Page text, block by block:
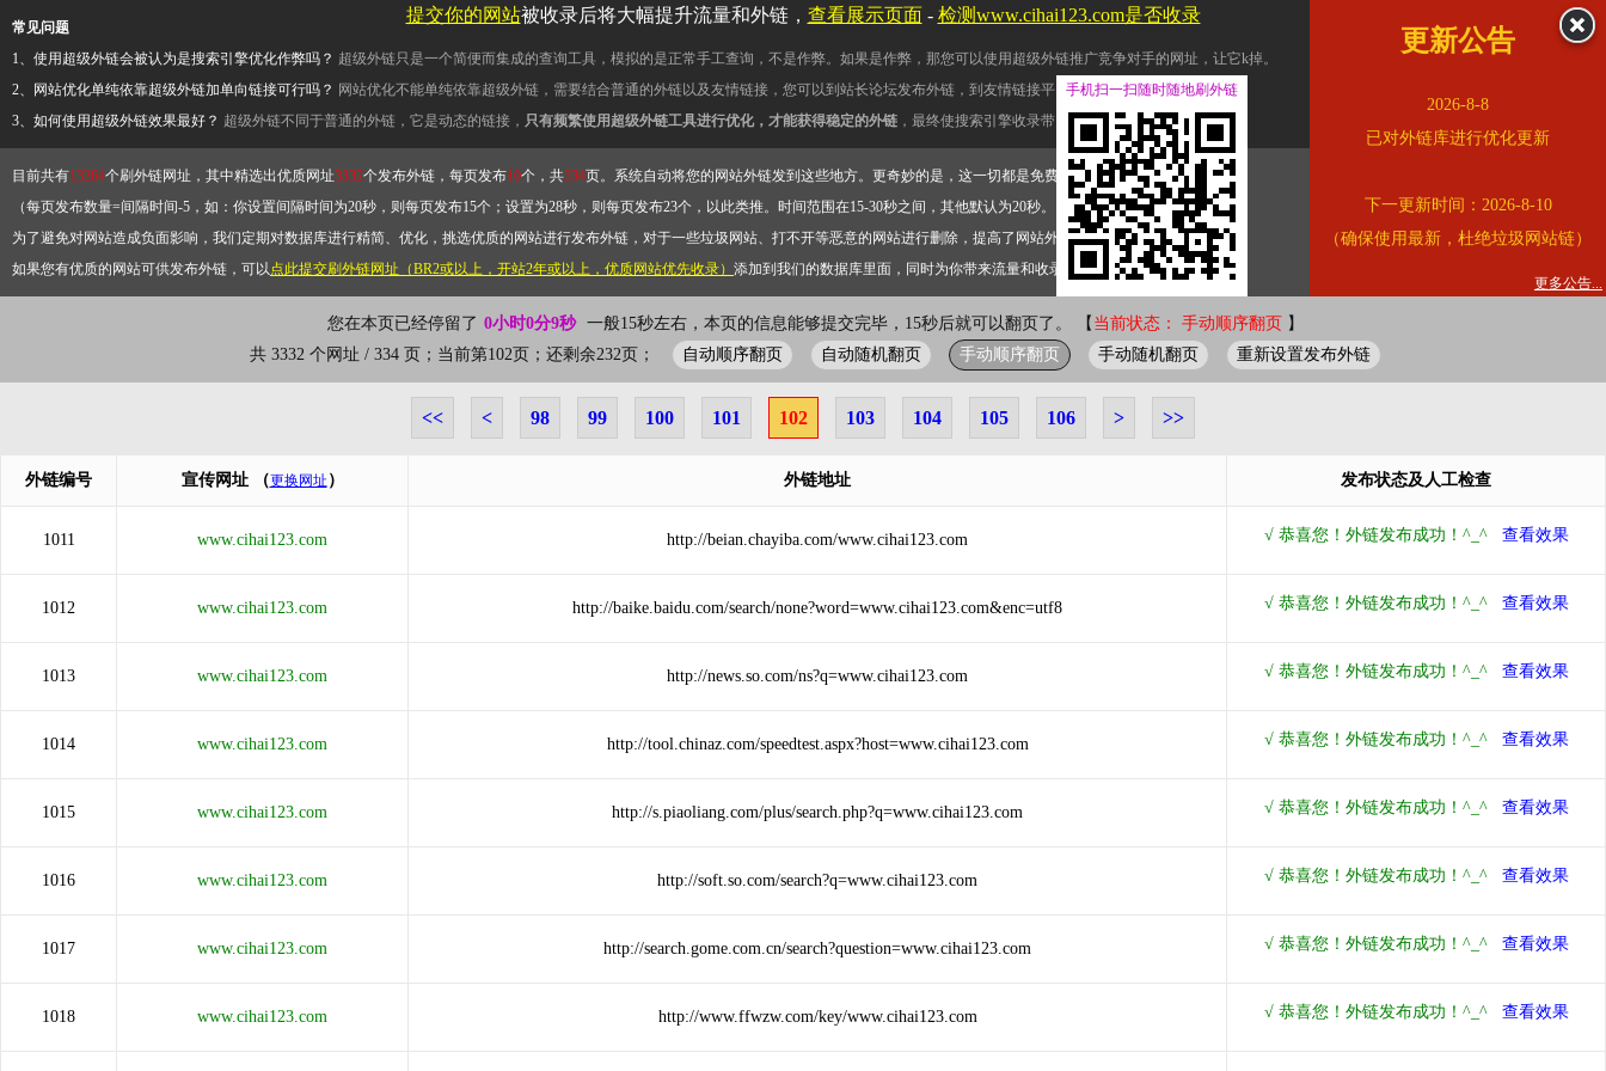
常见问题
1、使用超级外链会被认为是搜索引擎优化作弊吗？ 超级外链只是一个简便而集成的查询工具，模拟的是正常手工查询，不是作弊。如果是作弊，那您可以使用超级外链推广竞争对手的网址，让它k掉。
2、网站优化单纯依靠超级外链加单向链接可行吗？ 网站优化不能单纯依靠超级外链，需要结合普通的外链以及友情链接，您可以到站长论坛发布外链，到友情链接平台交换友情链接。
3、如何使用超级外链效果最好？ 超级外链不同于普通的外链，它是动态的链接， 只有频繁使用超级外链工具进行优化，才能获得稳定的外链 ，最终使搜索引擎收录带网址的查询页面。
目前共有13264个刷外链网址，其中精选出优质网址3332个发布外链，每页发布10个，共334页。系统自动将您的网站外链发到这些地方。更奇妙的是，这一切都是免费的。
（每页发布数量=间隔时间-5，如：你设置间隔时间为20秒，则每页发布15个；设置为28秒，则每页发布23个，以此类推。时间范围在15-30秒之间，其他默认为20秒。）
为了避免对网站造成负面影响，我们定期对数据库进行精简、优化，挑选优质的网站进行发布外链，对于一些垃圾网站、打不开等恶意的网站进行删除，提高了网站外链的质量。
如果您有优质的网站可供发布外链，可以点此提交刷外链网址（BR2或以上，开站2年或以上，优质网站优先收录） 添加到我们的数据库里面，同时为你带来流量和收录。 错误外链纠正
您在本页已经停留了 0小时0分9秒 一般15秒左右，本页的信息能够提交完毕，15秒后就可以翻页了。 【 当前状态： 手动顺序翻页 】
共 3332 个网址 / 334 页；当前第102页；还剩余232页；
自动顺序翻页 自动随机翻页 手动顺序翻页 手动随机翻页 重新设置发布外链
<< < 98 99 100 101 102 103 104 105 106 > >>
外链编号 宣传网址 （更换网址 ） 外链地址 发布状态及人工检查
1011 www.cihai123.com http://beian.chayiba.com/www.cihai123.com
1012 www.cihai123.com http://baike.baidu.com/search/none?word=www.cihai123.com&enc=utf8
1013 www.cihai123.com http://news.so.com/ns?q=www.cihai123.com
1014 www.cihai123.com http://tool.chinaz.com/speedtest.aspx?host=www.cihai123.com
1015 www.cihai123.com http://s.piaoliang.com/plus/search.php?q=www.cihai123.com
1016 www.cihai123.com http://soft.so.com/search?q=www.cihai123.com
1017 www.cihai123.com http://search.gome.com.cn/search?question=www.cihai123.com
1018 www.cihai123.com http://www.ffwzw.com/key/www.cihai123.com
提交你的网站被收录后将大幅提升流量和外链， 查看展示页面- 检测www.cihai123.com是否收录
更新公告
2026-8-8
已对外链库进行优化更新
下一更新时间：2026-8-10
（确保使用最新，杜绝垃圾网站链）
更多公告...
手机扫一扫随时随地刷外链